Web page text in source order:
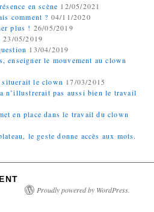
en scène 12/05/2021
comment ? 04/11/2020
plus ! 26/05/2019
23/05/2019
13/04/2019
enseigner le mouvement au clown
situerait le clown 17/03/2015
n’illustrerait pas aussi bien le travail
en place dans le travail du clown
le geste donne accès aux mots.
Proudly powered by WordPress.